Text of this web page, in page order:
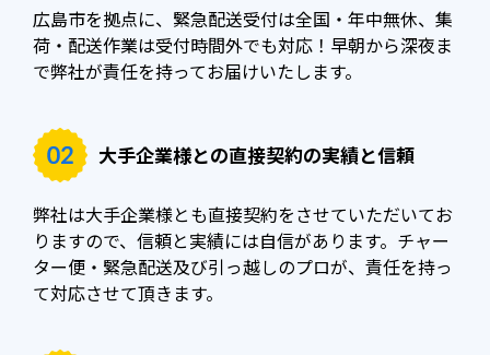
広島市を拠点に、緊急配送受付は全国・年中無休、集
荷・配送作業は受付時間外でも対応！早朝から深夜ま
で弊社が責任を持ってお届けいたします。
大手企業様との直接契約の実績と信頼
弊社は大手企業様とも直接契約をさせていただいてお
りますので、信頼と実績には自信があります。チャー
ター便・緊急配送及び引っ越しのプロが、責任を持っ
て対応させて頂きます。